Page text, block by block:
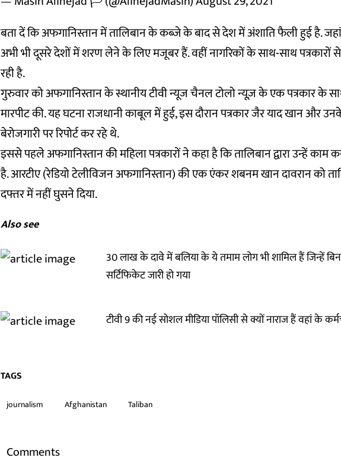
बता दें कि अफगानिस्तान में तालिबान के कब्जे के बाद से देश में अंशाति फैली हुई है.
अभी भी दूसरे देशों में शरण लेने के लिए मजूबर हैं. वहीं नागरिकों के साथ-साथ पत्रकारों से
रही है.
गुरुवार को अफगानिस्तान के स्थानीय टीवी न्यूज चैनल टोलो न्यूज़ के एक पत्रकार के
मारपीट की. यह घटना राजधानी काबूल में हुई, इस दौरान पत्रकार जैर याद खान और
बेरोजगारी पर रिपोर्ट कर रहे थे.
इससे पहले अफगानिस्तान की महिला पत्रकारों ने कहा है कि तालिबान द्वारा उन्हें काम
है. आरटीए (रेडियो टेलीविजन अफगानिस्तान) की एक एंकर शबनम खान दावरान को
दफ्तर में नहीं घुसने दिया.
Also see
30 लाख के दावे में बलिया के ये तमाम लोग भी शामिल हैं जिन्हें
सर्टिफिकेट जारी हो गया
टीवी 9 की नई सोशल मीडिया पॉलिसी से क्यों नाराज हैं वहां के
TAGS
journalism Afghanistan Taliban
Comments